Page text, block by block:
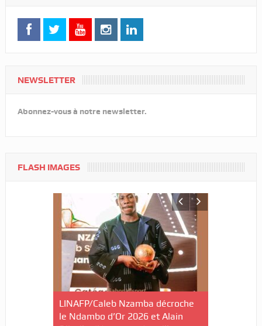
NEWSLETTER
Abonnez-vous à notre newsletter.
FLASH IMAGES
LINAFP/Caleb Nzamba décroche
le Ndambo d’Or 2026 et Alain